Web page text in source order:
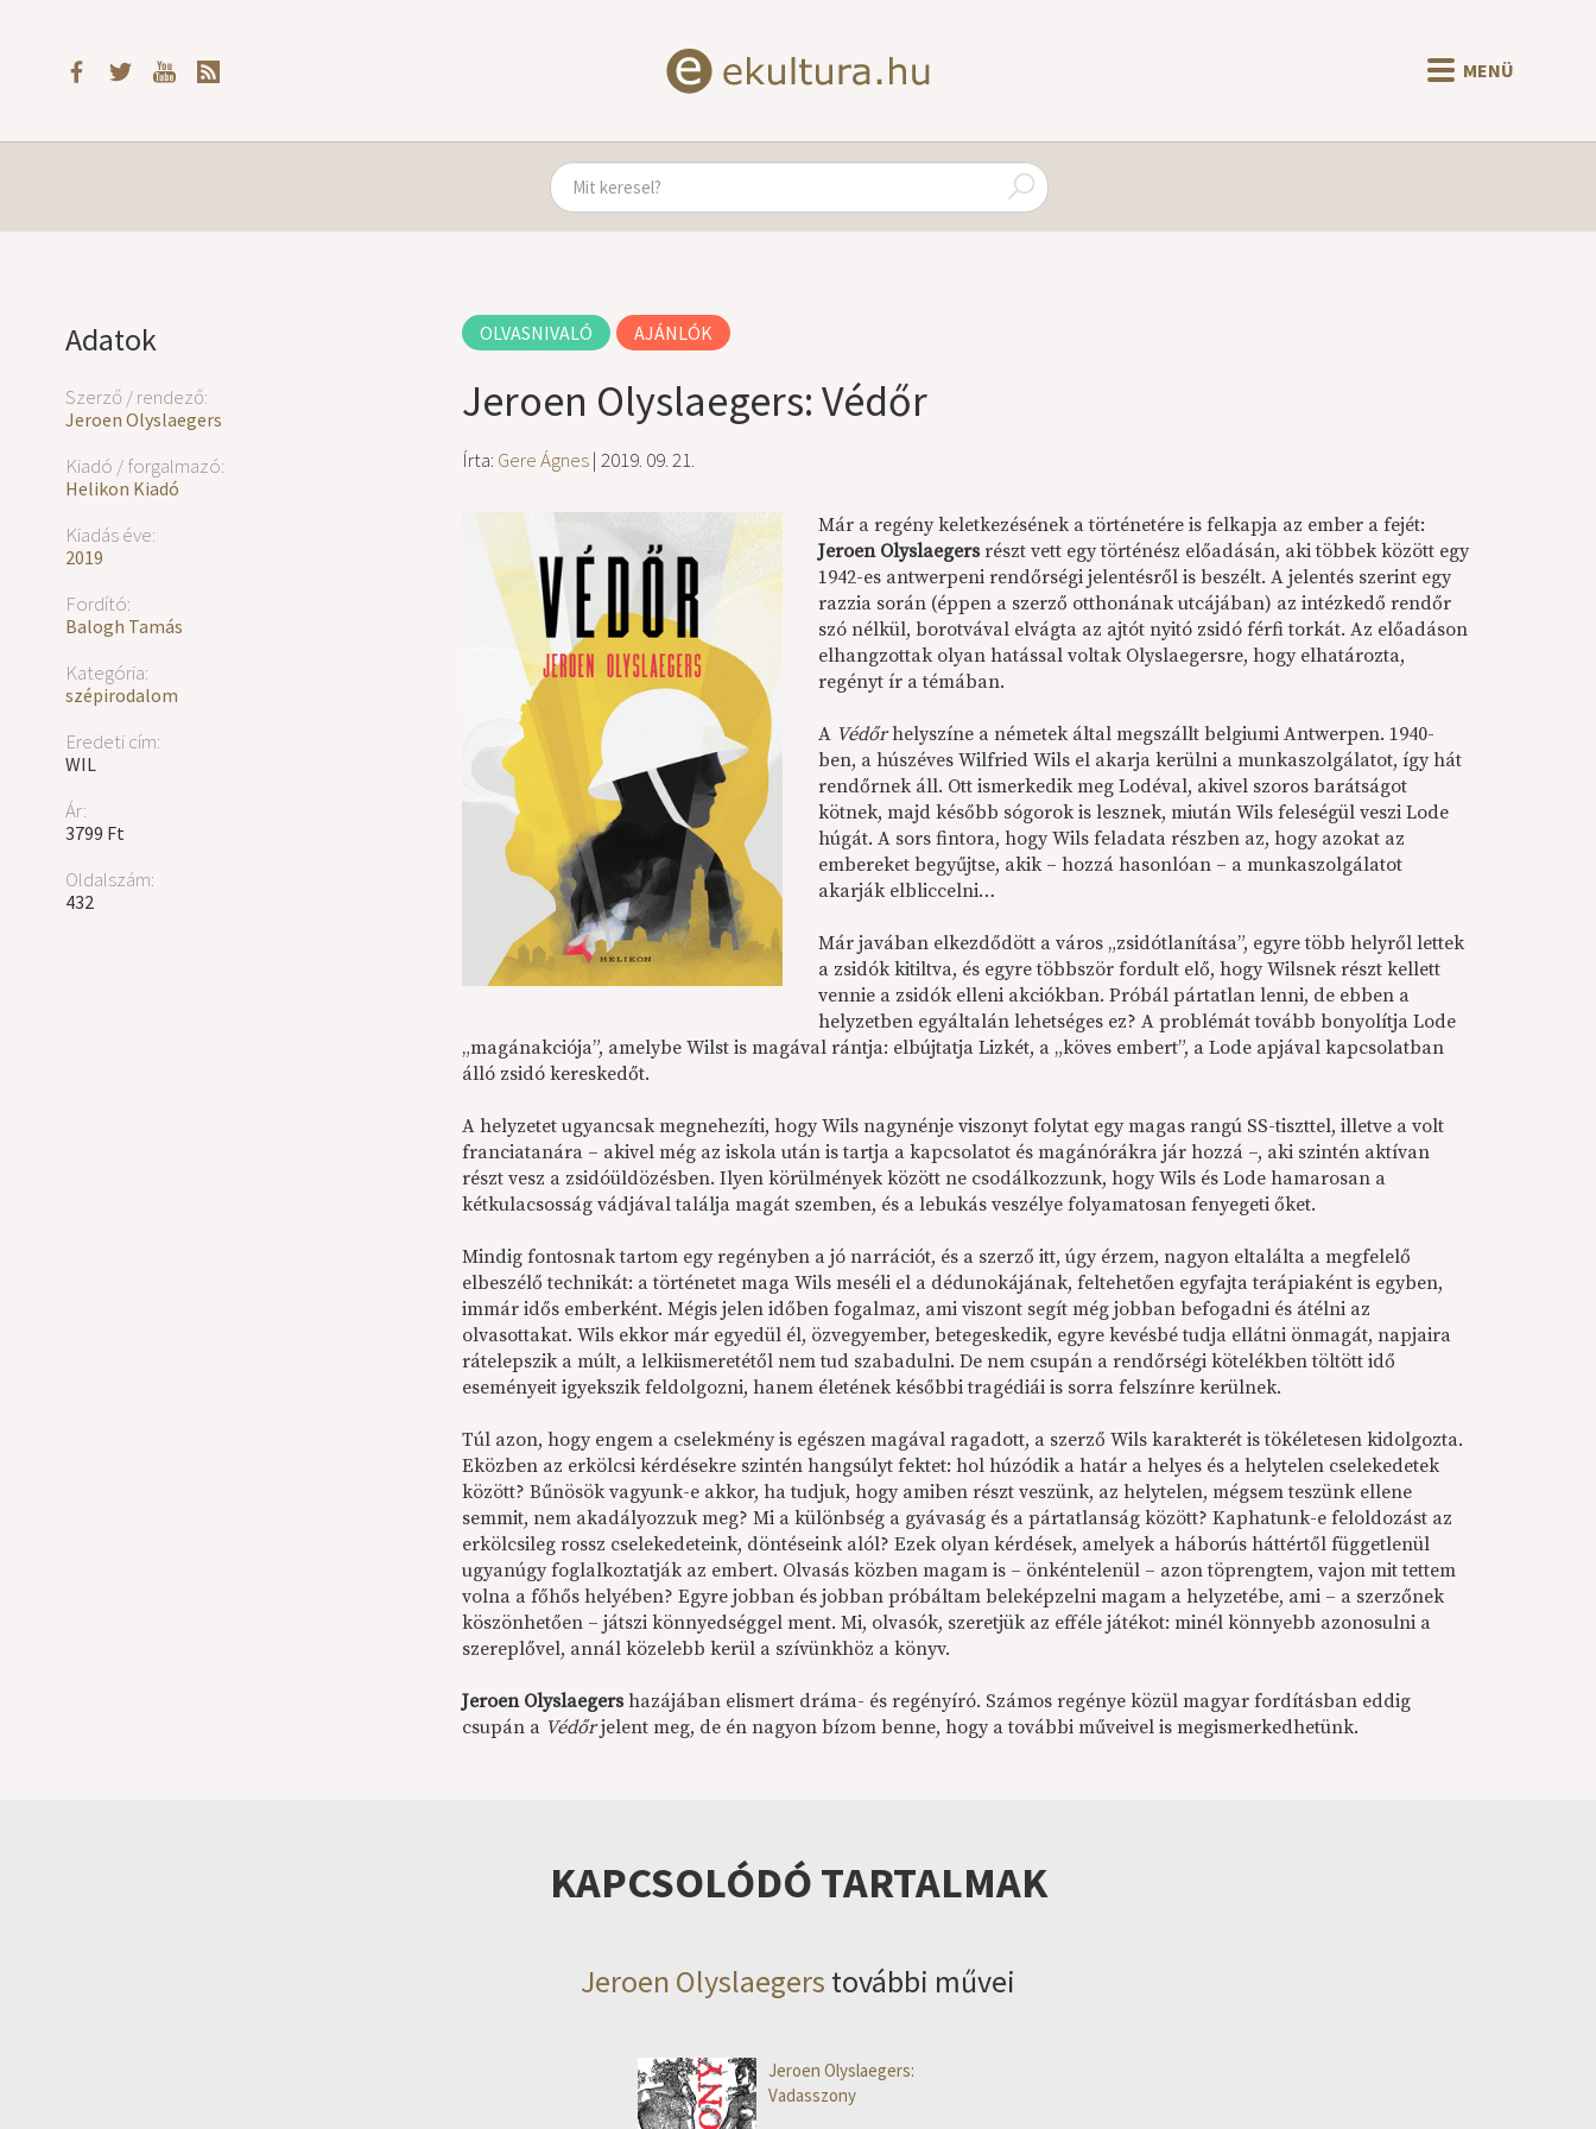
MENÜ
Adatok
Szerző / rendező:
Jeroen Olyslaegers
Kiadó / forgalmazó:
Helikon Kiadó
Kiadás éve:
2019
Fordító:
Balogh Tamás
Kategória:
szépirodalom
Eredeti cím:
WIL
Ár:
3799 Ft
Oldalszám:
432
OLVASNIVALÓ AJÁNLÓK
Jeroen Olyslaegers: Védőr
Írta: Gere Ágnes| 2019. 09. 21.
Már a regény keletkezésének a történetére is felkapja az ember a fejét:
Jeroen Olyslaegersrészt vett egy történész előadásán, aki többek között egy
1942-es antwerpeni rendőrségi jelentésről is beszélt. A jelentés szerint egy
razzia során (éppen a szerző otthonának utcájában) az intézkedő rendőr
szó nélkül, borotvával elvágta az ajtót nyitó zsidó férfi torkát. Az előadáson
elhangzottak olyan hatással voltak Olyslaegersre, hogy elhatározta,
regényt ír a témában.
A Védőrhelyszíne a németek által megszállt belgiumi Antwerpen. 1940-
ben, a húszéves Wilfried Wils el akarja kerülni a munkaszolgálatot, így hát
rendőrnek áll. Ott ismerkedik meg Lodéval, akivel szoros barátságot
kötnek, majd később sógorok is lesznek, miután Wils feleségül veszi Lode
húgát. A sors fintora, hogy Wils feladata részben az, hogy azokat az
embereket begyűjtse, akik – hozzá hasonlóan – a munkaszolgálatot
akarják elbliccelni…
Már javában elkezdődött a város „zsidótlanítása”, egyre több helyről lettek
a zsidók kitiltva, és egyre többször fordult elő, hogy Wilsnek részt kellett
vennie a zsidók elleni akciókban. Próbál pártatlan lenni, de ebben a
helyzetben egyáltalán lehetséges ez? A problémát tovább bonyolítja Lode
„magánakciója”, amelybe Wilst is magával rántja: elbújtatja Lizkét, a „köves embert”, a Lode apjával kapcsolatban
álló zsidó kereskedőt.
A helyzetet ugyancsak megnehezíti, hogy Wils nagynénje viszonyt folytat egy magas rangú SS-tiszttel, illetve a volt
franciatanára – akivel még az iskola után is tartja a kapcsolatot és magánórákra jár hozzá –, aki szintén aktívan
részt vesz a zsidóüldözésben. Ilyen körülmények között ne csodálkozzunk, hogy Wils és Lode hamarosan a
kétkulacsosság vádjával találja magát szemben, és a lebukás veszélye folyamatosan fenyegeti őket.
Mindig fontosnak tartom egy regényben a jó narrációt, és a szerző itt, úgy érzem, nagyon eltalálta a megfelelő
elbeszélő technikát: a történetet maga Wils meséli el a dédunokájának, feltehetően egyfajta terápiaként is egyben,
immár idős emberként. Mégis jelen időben fogalmaz, ami viszont segít még jobban befogadni és átélni az
olvasottakat. Wils ekkor már egyedül él, özvegyember, betegeskedik, egyre kevésbé tudja ellátni önmagát, napjaira
rátelepszik a múlt, a lelkiismeretétől nem tud szabadulni. De nem csupán a rendőrségi kötelékben töltött idő
eseményeit igyekszik feldolgozni, hanem életének későbbi tragédiái is sorra felszínre kerülnek.
Túl azon, hogy engem a cselekmény is egészen magával ragadott, a szerző Wils karakterét is tökéletesen kidolgozta.
Eközben az erkölcsi kérdésekre szintén hangsúlyt fektet: hol húzódik a határ a helyes és a helytelen cselekedetek
között? Bűnösök vagyunk-e akkor, ha tudjuk, hogy amiben részt veszünk, az helytelen, mégsem teszünk ellene
semmit, nem akadályozzuk meg? Mi a különbség a gyávaság és a pártatlanság között? Kaphatunk-e feloldozást az
erkölcsileg rossz cselekedeteink, döntéseink alól? Ezek olyan kérdések, amelyek a háborús háttértől függetlenül
ugyanúgy foglalkoztatják az embert. Olvasás közben magam is – önkéntelenül – azon töprengtem, vajon mit tettem
volna a főhős helyében? Egyre jobban és jobban próbáltam beleképzelni magam a helyzetébe, ami – a szerzőnek
köszönhetően – játszi könnyedséggel ment. Mi, olvasók, szeretjük az efféle játékot: minél könnyebb azonosulni a
szereplővel, annál közelebb kerül a szívünkhöz a könyv.
Jeroen Olyslaegershazájában elismert dráma- és regényíró. Számos regénye közül magyar fordításban eddig
csupán a Védőrjelent meg, de én nagyon bízom benne, hogy a további műveivel is megismerkedhetünk.
KAPCSOLÓDÓ TARTALMAK
Jeroen Olyslaegers további művei
Jeroen Olyslaegers:
Vadasszony